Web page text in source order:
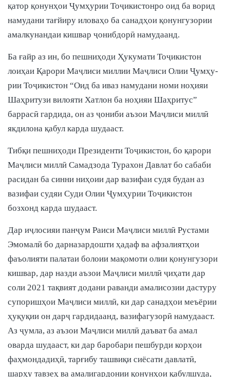
қатор қонунҳои Ҷумҳурии Тоҷикистонро оид ба ворид
намудани тағйиру иловаҳо ба санадҳои қонунгузории
амалкунандаи кишвар ҷонибдорӣ намудаанд.
Ба ғайр аз ин, бо пешниҳоди Ҳукумати Тоҷикистон
лоиҳаи Қарори Маҷлиси миллии Маҷлиси Олии Ҷумҳу­­
рии Тоҷикистон “Оид ба иваз намудани номи ноҳияи
Шаҳритузи вилояти Хатлон ба ноҳияи Шаҳритус”
баррасӣ гардида, он аз ҷониби аъзои Маҷлиси миллӣ
якдилона қабул карда шудааст.
Тибқи пешниҳоди Президенти Тоҷикистон, бо қарори
Маҷлиси миллӣ Самадзода Турахон Давлат бо сабаби
расидан ба синни ниҳоии дар вазифаи судя будан аз
вазифаи судяи Суди Олии Ҷумҳурии Тоҷикистон
бозхонд карда шудааст.
Дар иҷлосияи панҷум Раиси Маҷлиси миллӣ Рустами
Эмомалӣ бо дарназардошти ҳадаф ва афзалиятҳои
фаъолияти палатаи болоии мақомоти олии қонунгузори
кишвар, дар назди аъзои Маҷлиси миллӣ ҷиҳати дар
соли 2021 тақвият додани раванди амалисозии дастуру
супоришҳои Маҷлиси миллӣ, ки дар санадҳои меъёрии
ҳуқуқии он дарҷ гардидаанд, вазифагузорӣ намудааст.
Аз ҷумла, аз аъзои Маҷлиси миллӣ даъват ба амал
оварда шудааст, ки дар баробари пешбурди корҳои
фаҳмондадиҳӣ, тарғибу ташвиқи сиёсати давлатӣ,
шарҳу тавзеҳ ва амалигардонии қонунҳои қабулшуда,